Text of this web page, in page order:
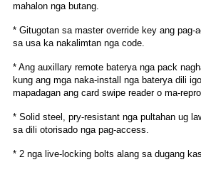
mahalon nga butang.
* Gitugotan sa master override key ang
sa usa ka nakalimtan nga code.
* Ang auxillary remote baterya nga pack
kung ang mga naka-install nga baterya dili
mapadagan ang card swipe reader o ma-
* Solid steel, pry-resistant nga pultahan ug
sa dili otorisado nga pag-access.
* 2 nga live-locking bolts alang sa dugang